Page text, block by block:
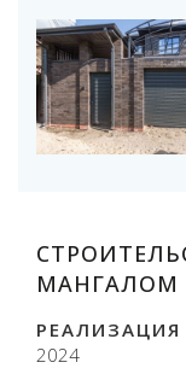
МАНГАЛОМ
РЕАЛИЗАЦИЯ
2024